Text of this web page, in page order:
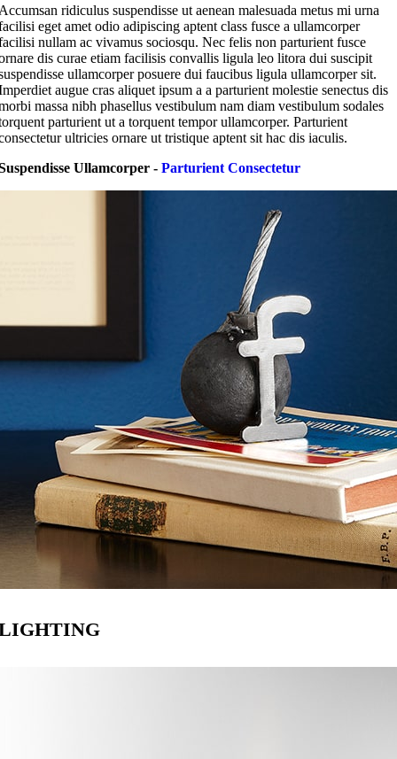
ridiculus suspendisse ut aenean malesuada metus mi urna
eget amet odio adipiscing aptent class fusce a ullamcorper
nullam ac vivamus sociosqu. Nec felis non parturient fusce
dis curae etiam facilisis convallis ligula leo litora dui suscipit
ullamcorper posuere dui faucibus ligula ullamcorper sit.
augue cras aliquet ipsum a a parturient molestie senectus dis
massa nibh phasellus vestibulum nam diam vestibulum sodales
parturient ut a torquent tempor ullamcorper. Parturient
ultricies ornare ut tristique aptent sit hac dis iaculis.
Ullamcorper - Parturient Consectetur